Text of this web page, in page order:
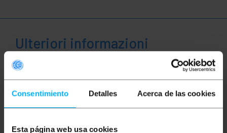
Consentimiento Detalles Acerca de las cookies
Esta página web usa cookies
Ulteriori informazioni
Descrizione
Cavi di rete Ethernet RJ45 di categoria 5e UTP
trasmissione dati che voce in maniera